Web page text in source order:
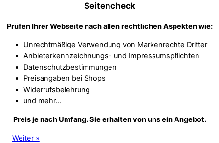
Seitencheck
Prüfen Ihrer Webseite nach allen rechtlichen Aspekten wie:
Unrechtmäßige Verwendung von Markenrechte Dritter
Anbieterkennzeichnungs- und Impressumspflichten
Datenschutzbestimmungen
Preisangaben bei Shops
Widerrufsbelehrung
und mehr…
Preis je nach Umfang. Sie erhalten von uns ein Angebot.
Weiter »